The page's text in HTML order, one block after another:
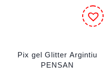
Pix gel Glitter Argintiu
PENSAN